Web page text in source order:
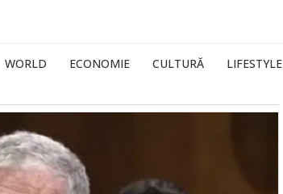
WORLD ECONOMIE CULTURĂ LIFESTYLE